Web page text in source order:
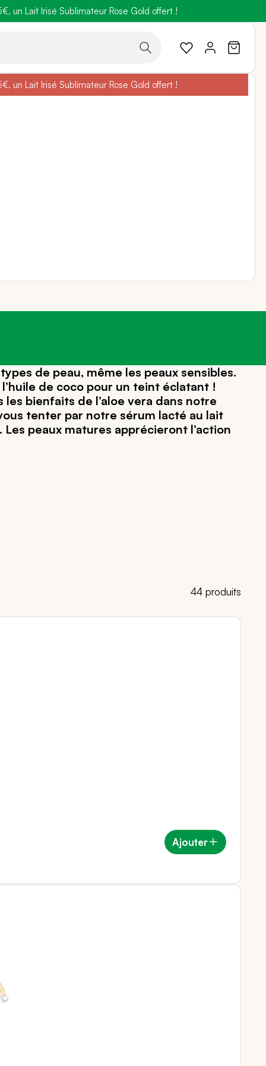
BELLEBIO
un Lait Irisé Sublimateur Rose Gold offert !
BELLEBIO
un Lait Irisé Sublimateur Rose Gold offert !
de peau, même les peaux sensibles.
de coco pour un teint éclatant !
bienfaits de l’aloe vera dans notre
tenter par notre sérum lacté au lait
peaux matures apprécieront l’action
44 produits
Ajouter